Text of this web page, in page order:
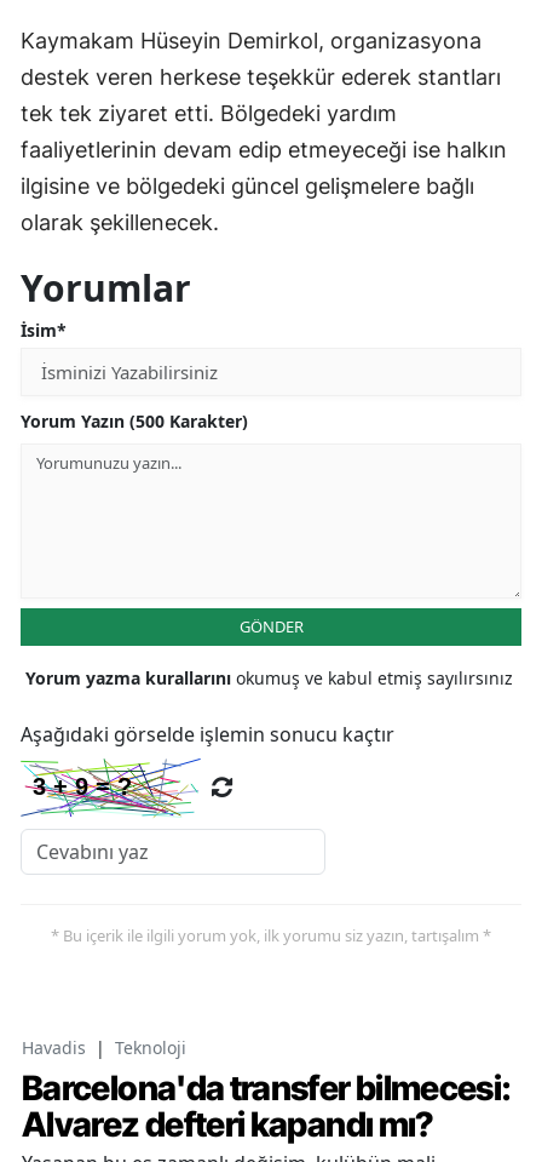
Kaymakam Hüseyin Demirkol, organizasyona
destek veren herkese teşekkür ederek stantları
tek tek ziyaret etti. Bölgedeki yardım
faaliyetlerinin devam edip etmeyeceği ise halkın
ilgisine ve bölgedeki güncel gelişmelere bağlı
olarak şekillenecek.
Yorumlar
İsim*
Yorum Yazın (500 Karakter)
GÖNDER
Yorum yazma kurallarını okumuş ve kabul etmiş sayılırsınız
Aşağıdaki görselde işlemin sonucu kaçtır
* Bu içerik ile ilgili yorum yok, ilk yorumu siz yazın, tartışalım *
Havadis | Teknoloji
Barcelona'da transfer bilmecesi:
Alvarez defteri kapandı mı?